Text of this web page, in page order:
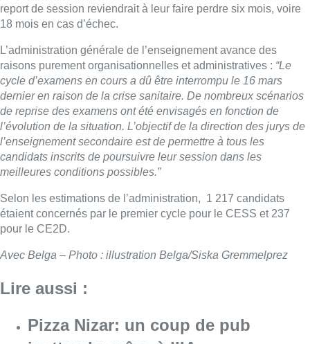
report de session reviendrait à leur faire perdre six mois, voire
18 mois en cas d’échec.
L’administration générale de l’enseignement avance des
raisons purement organisationnelles et administratives : “Le
cycle d’examens en cours a dû être interrompu le 16 mars
dernier en raison de la crise sanitaire. De nombreux scénarios
de reprise des examens ont été envisagés en fonction de
l’évolution de la situation. L’objectif de la direction des jurys de
l’enseignement secondaire est de permettre à tous les
candidats inscrits de poursuivre leur session dans les
meilleures conditions possibles.”
Selon les estimations de l’administration, 1 217 candidats
étaient concernés par le premier cycle pour le CESS et 237
pour le CE2D.
Avec Belga – Photo : illustration Belga/Siska Gremmelprez
Lire aussi :
Pizza Nizar: un coup de pub